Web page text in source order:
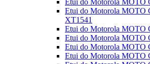
Etui do Motorola MOTO
Etui do Motorola MOTO
XT1541
Etui do Motorola MOTO
Etui do Motorola MOTO
Etui do Motorola MOTO
Etui do Motorola MOTO